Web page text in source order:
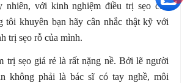
nhiên, với kinh nghiệm điều trị sẹo của
tôi khuyên bạn hãy cân nhắc thật kỹ với
trị sẹo rỗ của mình.
trị sẹo giá rẻ là rất nặng nề. Bởi lẽ người
không phải là bác sĩ có tay nghề, môi